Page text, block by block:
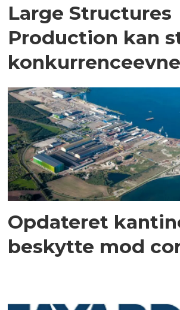
Large Structures
Production kan
Opdateret
beskytte mod